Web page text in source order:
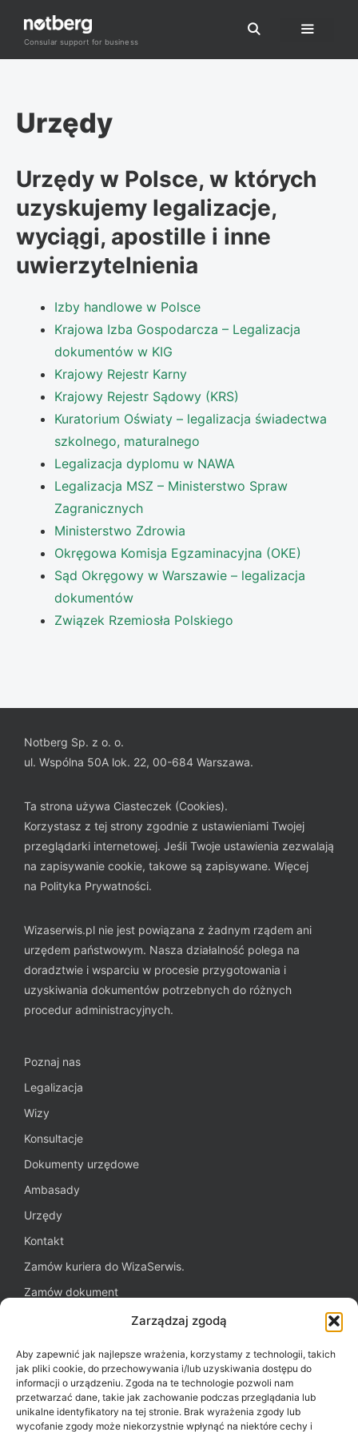
Zarządzaj zgodą
Aby zapewnić jak najlepsze wrażenia, korzystamy z technologii, takich
jak pliki cookie, do przechowywania i/lub uzyskiwania dostępu do
informacji o urządzeniu. Zgoda na te technologie pozwoli nam
przetwarzać dane, takie jak zachowanie podczas przeglądania lub
unikalne identyfikatory na tej stronie. Brak wyrażenia zgody lub
wycofanie zgody może niekorzystnie wpłynąć na niektóre cechy i
treści
Consular support for business
Urzędy
Urzędy w Polsce, w których
uzyskujemy legalizacje,
wyciągi, apostille i inne
uwierzytelnienia
Izby handlowe w Polsce
Krajowa Izba Gospodarcza – Legalizacja
dokumentów w KIG
Krajowy Rejestr Karny
Krajowy Rejestr Sądowy (KRS)
Kuratorium Oświaty – legalizacja świadectwa
szkolnego, maturalnego
Legalizacja dyplomu w NAWA
Legalizacja MSZ – Ministerstwo Spraw
Zagranicznych
Ministerstwo Zdrowia
Okręgowa Komisja Egzaminacyjna (OKE)
Sąd Okręgowy w Warszawie – legalizacja
dokumentów
Związek Rzemiosła Polskiego
Notberg Sp. z o. o.
ul. Wspólna 50A lok. 22, 00-684 Warszawa.
Ta strona używa Ciasteczek (Cookies).
Korzystasz z tej strony zgodnie z ustawieniami Twojej
przeglądarki internetowej. Jeśli Twoje ustawienia zezwalają
na zapisywanie cookie, takowe są zapisywane. Więcej
na Polityka Prywatności.
Wizaserwis.pl nie jest powiązana z żadnym rządem ani
urzędem państwowym. Nasza działalność polega na
doradztwie i wsparciu w procesie przygotowania i
uzyskiwania dokumentów potrzebnych do różnych
procedur administracyjnych.
Poznaj nas
Legalizacja
Wizy
Konsultacje
Dokumenty urzędowe
Ambasady
Urzędy
Kontakt
Zamów kuriera do WizaSerwis.
Zamów dokument
Polityka plików cookies (EU)
Potrzebujesz pomocy?